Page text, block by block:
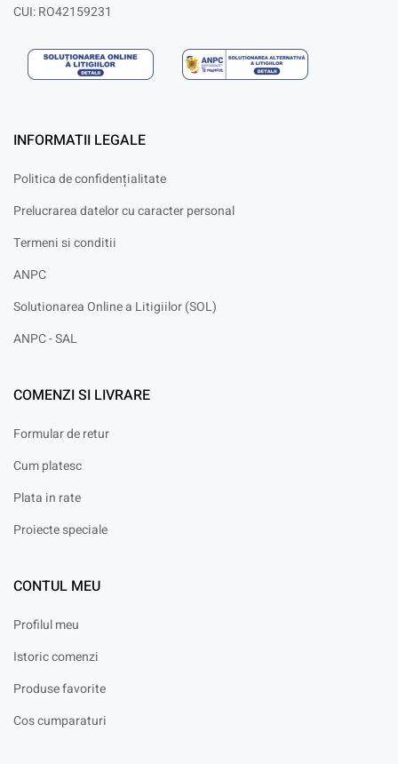
CUI: RO42159231
INFORMATII LEGALE
Politica de confidențialitate
Prelucrarea datelor cu caracter personal
Termeni si conditii
ANPC
Solutionarea Online a Litigiilor (SOL)
ANPC - SAL
COMENZI SI LIVRARE
Formular de retur
Cum platesc
Plata in rate
Proiecte speciale
CONTUL MEU
Profilul meu
Istoric comenzi
Produse favorite
Cos cumparaturi